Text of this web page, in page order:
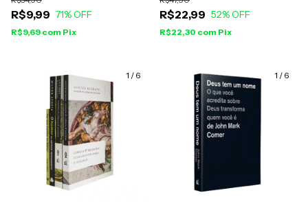
R$9,99 71% OFF
R$9,69 com Pix
R$22,99 52% OFF
R$22,30 com Pix
1 / 6 1 / 6